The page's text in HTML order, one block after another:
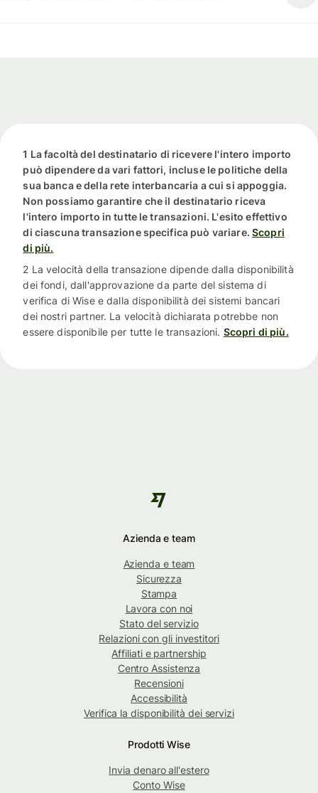
1 La facoltà del destinatario di ricevere l'intero importo
può dipendere da vari fattori, incluse le politiche della
sua banca e della rete interbancaria a cui si appoggia.
Non possiamo garantire che il destinatario riceva
l'intero importo in tutte le transazioni. L'esito effettivo
di ciascuna transazione specifica può variare. Scopri
di più.
2 La velocità della transazione dipende dalla disponibilità
dei fondi, dall'approvazione da parte del sistema di
verifica di Wise e dalla disponibilità dei sistemi bancari
dei nostri partner. La velocità dichiarata potrebbe non
essere disponibile per tutte le transazioni. Scopri di più.
Azienda e team
Azienda e team
Sicurezza
Stampa
Lavora con noi
Stato del servizio
Relazioni con gli investitori
Affiliati e partnership
Centro Assistenza
Recensioni
Accessibilità
Verifica la disponibilità dei servizi
Prodotti Wise
Invia denaro all'estero
Conto Wise